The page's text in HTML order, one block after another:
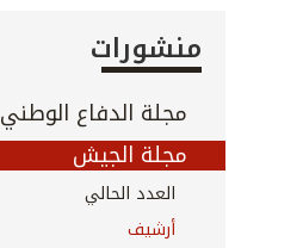
منشورات
مجلة الدفاع الوطني
مجلة الجيش
العدد الحالي
أرشيف